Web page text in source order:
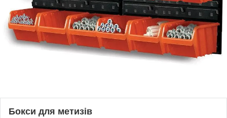
Бокси для метизів